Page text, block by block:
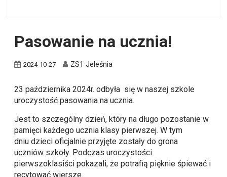
Pasowanie na ucznia!
2024-10-27 ZS1 Jeleśnia
23 października 2024r. odbyła się w naszej szkole
uroczystość pasowania na ucznia.
Jest to szczególny dzień, który na długo pozostanie w
pamięci każdego ucznia klasy pierwszej. W tym
dniu dzieci oficjalnie przyjęte zostały do grona
uczniów szkoły. Podczas uroczystości
pierwszoklasiści pokazali, że potrafią pięknie śpiewać i
recytować wiersze.